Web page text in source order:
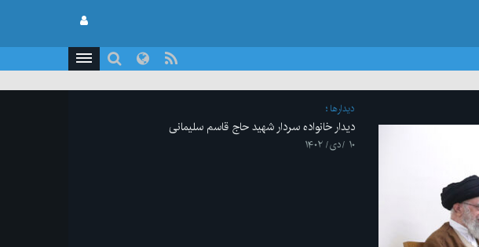
ديدارها
دیدار خانواده سردار شهید حاج قاسم سلیمانی
۱۰ /دی/ ۱۴۰۲